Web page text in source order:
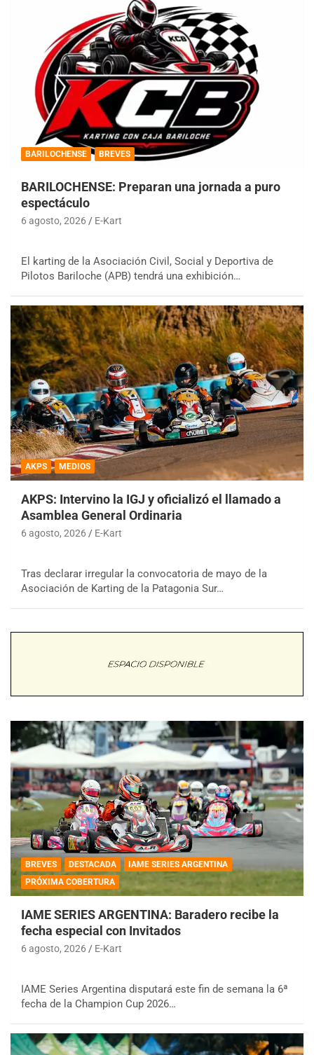
BARILOCHENSE BREVES
BARILOCHENSE: Preparan una jornada a puro
espectáculo
6 agosto, 2026 E-Kart
El karting de la Asociación Civil, Social y Deportiva de
Pilotos Bariloche (APB) tendrá una exhibición…
AKPS MEDIOS
AKPS: Intervino la IGJ y oficializó el llamado a
Asamblea General Ordinaria
6 agosto, 2026 E-Kart
Tras declarar irregular la convocatoria de mayo de la
Asociación de Karting de la Patagonia Sur…
BREVES DESTACADA
IAME SERIES ARGENTINA
PRÓXIMA COBERTURA
IAME SERIES ARGENTINA: Baradero recibe la
fecha especial con Invitados
6 agosto, 2026 E-Kart
IAME Series Argentina disputará este fin de semana la 6ª
fecha de la Champion Cup 2026…